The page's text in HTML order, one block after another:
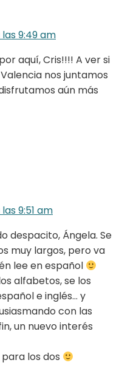
9:49 am
aquí, Cris!!!! A ver si
nos juntamos
aún más
9:51 am
despacito, Ángela. Se
muy largos, pero va
lee en español
alfabetos, se los
e inglés… y
con las
un nuevo interés
los dos